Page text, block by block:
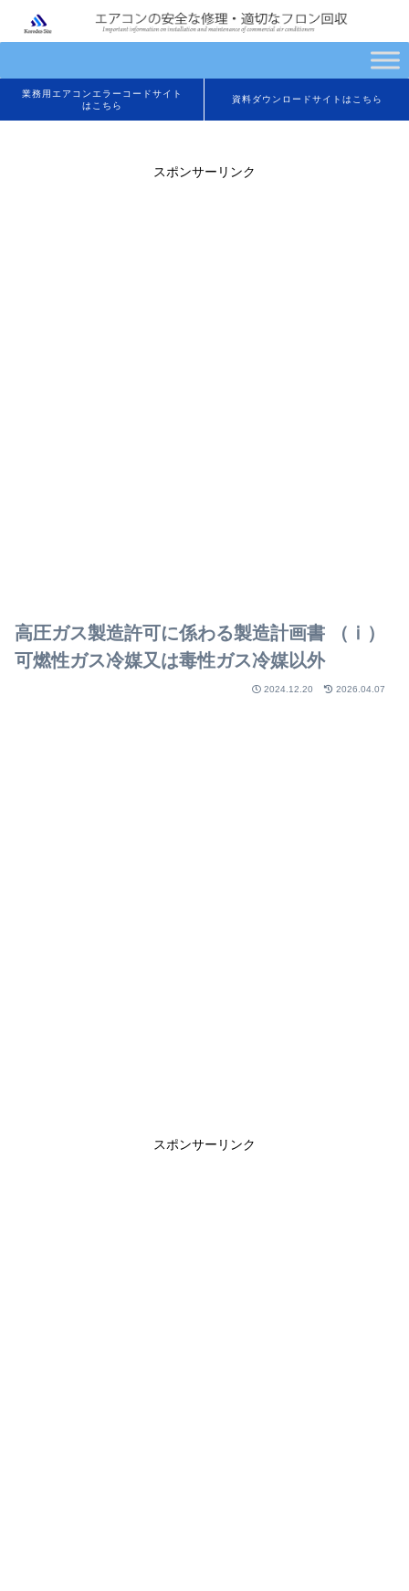
業務用エアコンエラーコードサイト
はこちら
資料ダウンロードサイトはこちら
スポンサーリンク
高圧ガス製造許可に係わる製造計画書 （ⅰ）
可燃性ガス冷媒又は毒性ガス冷媒以外
2024.12.20 2026.04.07
スポンサーリンク